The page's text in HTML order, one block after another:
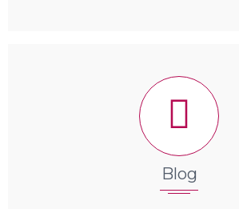
Blog